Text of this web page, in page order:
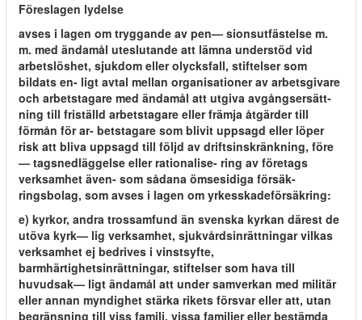
Föreslagen lydelse
avses i lagen om tryggande av pen— sionsutfästelse m.
m. med ändamål uteslutande att lämna understöd vid
arbetslöshet, sjukdom eller olycksfall, stiftelser som
bildats en- ligt avtal mellan organisationer av arbetsgivare
och arbetstagare med ändamål att utgiva avgångsersätt-
ning till friställd arbetstagare eller främja åtgärder till
förmån för ar- betstagare som blivit uppsagd eller löper
risk att bliva uppsagd till följd av driftsinskränkning, före
— tagsnedläggelse eller rationalise- ring av företags
verksamhet även- som sådana ömsesidiga försäk-
ringsbolag, som avses i lagen om yrkesskadeförsäkring:
e) kyrkor, andra trossamfund än svenska kyrkan därest de
utöva kyrk— lig verksamhet, sjukvårdsinrättningar vilkas
verksamhet ej bedrives i vinstsyfte,
barmhärtighetsinrättningar, stiftelser som hava till
huvudsak— ligt ändamål att under samverkan med militär
eller annan myndighet stärka rikets försvar eller att, utan
begränsning till viss familj, vissa familjer eller bestämda